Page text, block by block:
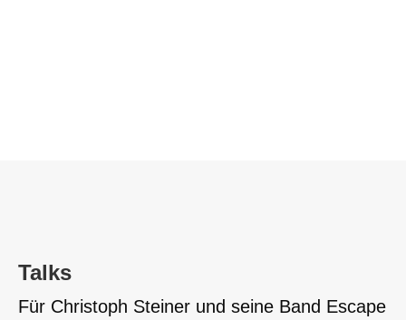
Talks
Für Christoph Steiner und seine Band Escape